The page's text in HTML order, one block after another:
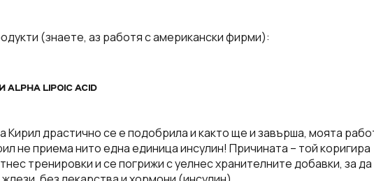
(знаете, аз работя с американски фирми):
LIPOIC ACID
драстично се е подобрила и както ще и завърша, моята
не приема нито една единица инсулин! Причината – той коригира
тренировки и се погрижи с уелнес хранителните добавки, за да